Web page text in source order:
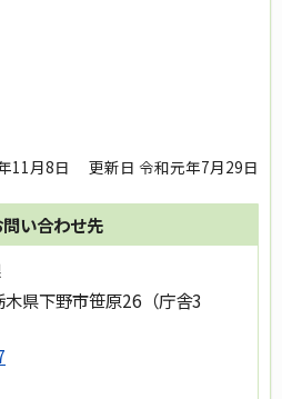
11月8日 更新日 令和元年7月29日
い合わせ先
県下野市笹原26（庁舎3